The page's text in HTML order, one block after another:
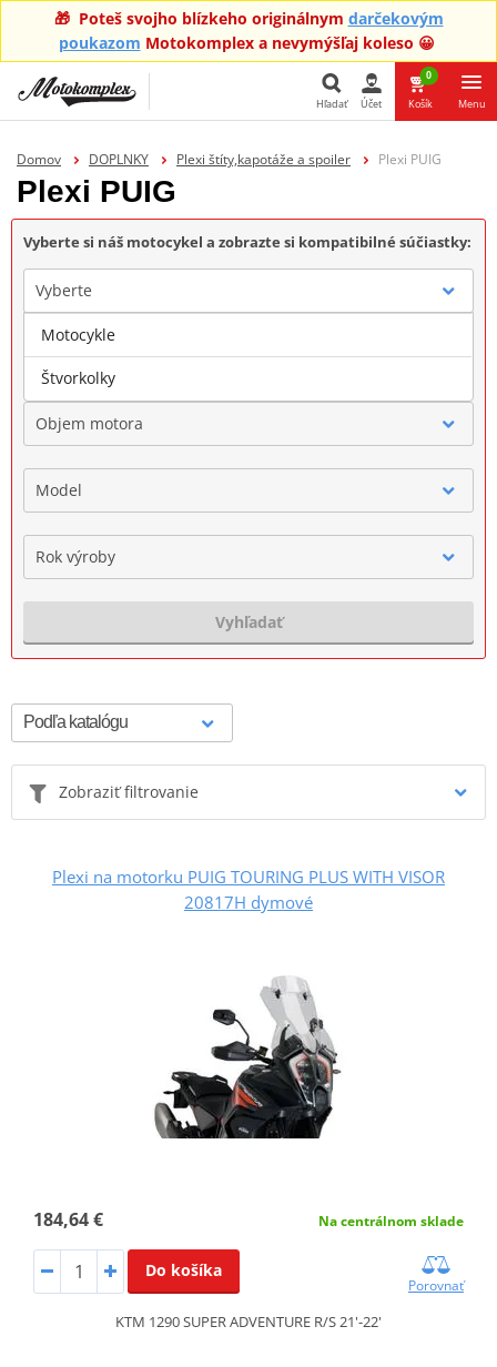
🎁 Poteš svojho blízkeho originálnym darčekovým
poukazom Motokomplex a nevymýšľaj koleso 😀
Hľadať
Hľadať Účet
0
Košík Menu
Domov DOPLNKY Plexi štíty,kapotáže a spoiler Plexi PUIG
Plexi PUIG
Vyberte si náš motocykel a zobrazte si kompatibilné súčiastky:
Vyberte
Značka
Objem motora
Model
Rok výroby
Vyhľadať
Zobraziť filtrovanie
Plexi na motorku PUIG TOURING PLUS WITH VISOR
20817H dymové
184,64 € Na centrálnom sklade
Do košíka
Porovnať
KTM 1290 SUPER ADVENTURE R/S 21'-22'
Motocykle
Štvorkolky